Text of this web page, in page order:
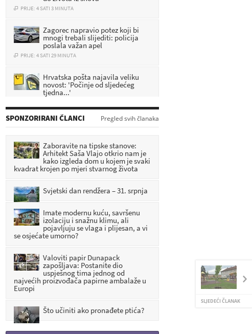
SLJEDEĆI ČLANAK
mnogi trebali slijediti: policija
poslala važan apel
PRIJE: 4 SATI 29 MINUTA
novost: 'Počinje od sljedećeg
tjedna...'
PRIJE: 4 SATI 54 MINUTA
Velike promjene od rujna: brojne
hrvatske građane čekaju novosti,
 PRIJE: 2 SATI 45 MINUTA
Vatrogasci upozoravaju Zagorce:
Ovo nikako nemojte raditi tijekom
ozbiljne
 PRIJE: 3 SATI 35 MINUTA
SPONZORIRANI ČLANCI Pregled svih članaka
Zaboravite na tipske stanove:
Arhitekt Saša Vlajo otkrio nam je
kako izgleda dom u kojem je svaki
kvadrat krojen po mjeri stvarnog života
Svjetski dan rendžera – 31. srpnja
Imate modernu kuću, savršenu
izolaciju i snažnu klimu, ali
pojavljuju se vlaga i plijesan, a vi
se osjećate umorno?
Valoviti papir Dunapack
zapošljava: Postanite dio
uspješnog tima jednog od
najvećih proizvođača papirne ambalaže u
Europi
Što učiniti ako pronađete ptića?